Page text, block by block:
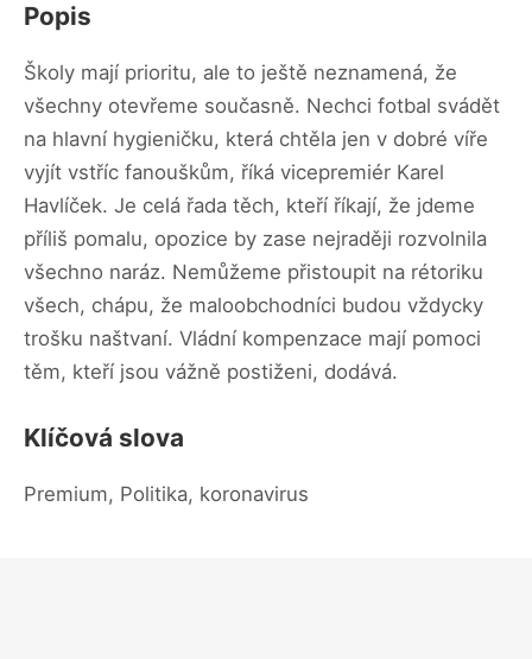
Popis
Školy mají prioritu, ale to ještě neznamená, že
všechny otevřeme současně. Nechci fotbal svádět
na hlavní hygieničku, která chtěla jen v dobré víře
vyjít vstříc fanouškům, říká vicepremiér Karel
Havlíček. Je celá řada těch, kteří říkají, že jdeme
příliš pomalu, opozice by zase nejraději rozvolnila
všechno naráz. Nemůžeme přistoupit na rétoriku
všech, chápu, že maloobchodníci budou vždycky
trošku naštvaní. Vládní kompenzace mají pomoci
těm, kteří jsou vážně postiženi, dodává.
Klíčová slova
Premium, Politika, koronavirus